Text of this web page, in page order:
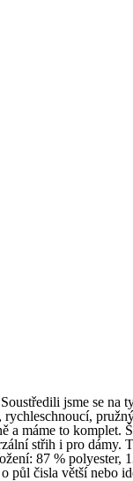
jsme se
a máme to
střih i pro dámy.
87 % polyester,
půl čisla větší nebo